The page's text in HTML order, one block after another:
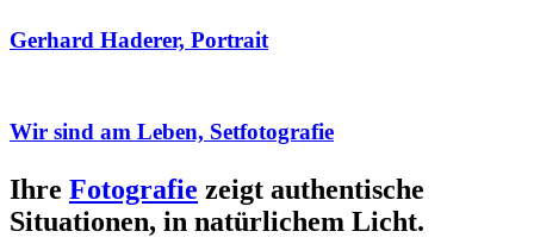
Gerhard Haderer, Portrait
Wir sind am Leben, Setfotografie
Ihre Fotografie zeigt authentische
Situationen, in natürlichem Licht.